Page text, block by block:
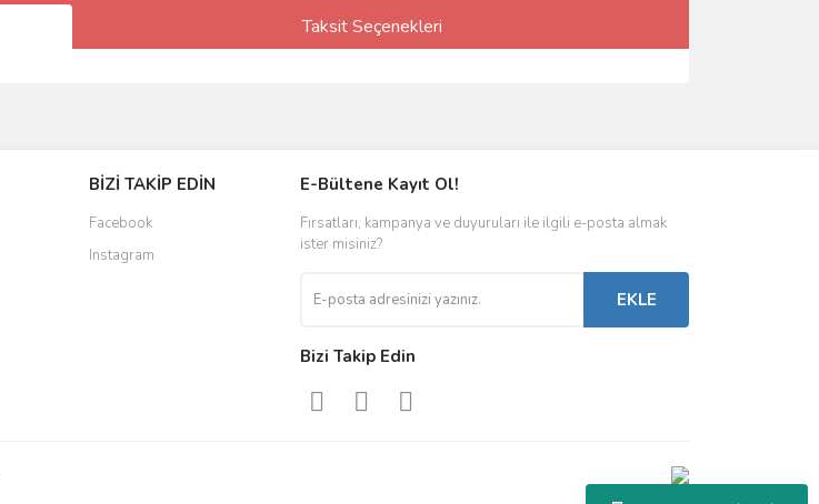
Taksit Seçenekleri
BİZİ TAKİP EDİN
Facebook
Instagram
E-Bültene Kayıt Ol!
Fırsatları, kampanya ve duyuruları ile ilgili e-posta almak
ister misiniz?
EKLE
Bizi Takip Edin